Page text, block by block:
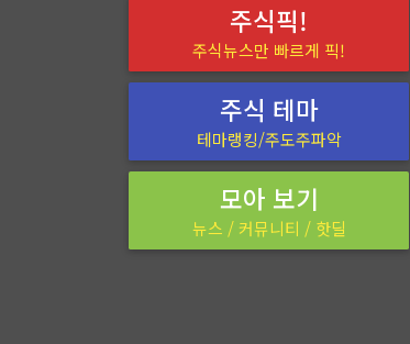
주식픽!
주식뉴스만 빠르게 픽!
주식 테마
테마랭킹/주도주파악
모아 보기
뉴스 / 커뮤니티 / 핫딜